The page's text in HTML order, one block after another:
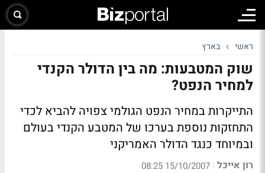
ראשי בארץ
שוק המטבעות: מה בין הדולר הקנדי
למחיר הנפט?
התייקרות במחיר הנפט הגולמי צפויה להביא לכדי
התחזקות נוספת בערכו של המטבע הקנדי בעולם
ובמיוחד כנגד הדולר האמריקני
רון אייכל |
15/10/2007 08:25